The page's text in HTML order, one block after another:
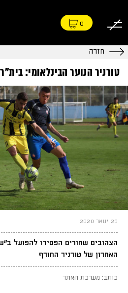
0
חזרה
טורניר הנוער הבינלאומי:
25 ינואר 2020
הצהובים שחורים הפסידו להפועל
האחרון של טורניר החורף
כותב: מערכת האתר